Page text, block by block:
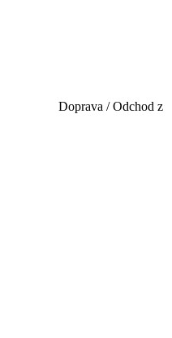
Doprava / Odchod z